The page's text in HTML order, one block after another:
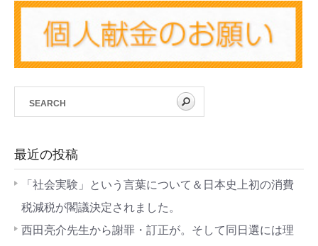
最近の投稿
「社会実験」という言葉について＆日本史上初の消費
税減税が閣議決定されました。
西田亮介先生から謝罪・訂正が。そして同日選には理